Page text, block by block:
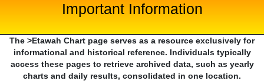
Important Information
The >Etawah Chart page serves as a resource exclusively for
informational and historical reference. Individuals typically
access these pages to retrieve archived data, such as yearly
charts and daily results, consolidated in one location.